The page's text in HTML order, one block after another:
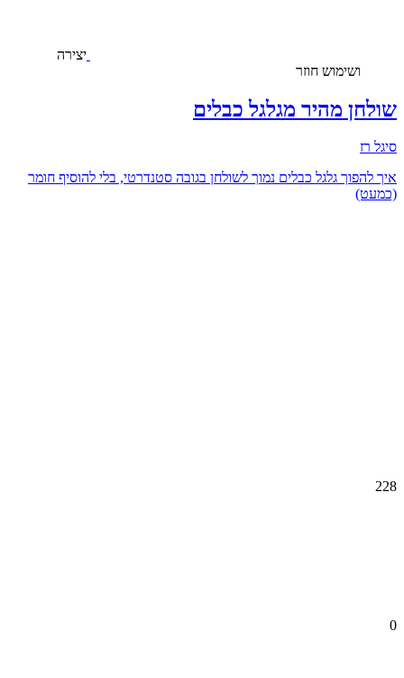
יצירה
ושימוש חוזר
שולחן מהיר מגלגל כבלים
סיגל רז
איך להפוך גלגל כבלים נמוך לשולחן בגובה סטנדרטי, בלי להוסיף חומר
(כמעט)
228
0